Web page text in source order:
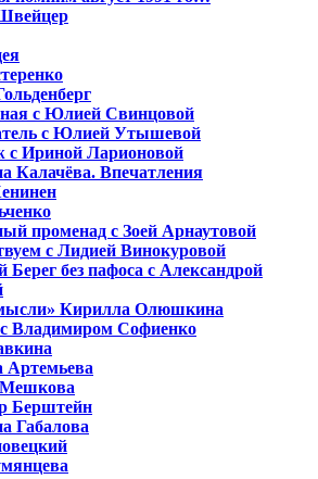
с Юлией Свинцовой
с Юлией Утышевой
с Ириной Ларионовой
Калачёва. Впечатления
променад с Зоей Арнаутовой
с Лидией Винокуровой
Берег без пафоса с Александрой
Кирилла Олюшкина
с Владимиром Софиенко
Артемьева
Берштейн
Габалова